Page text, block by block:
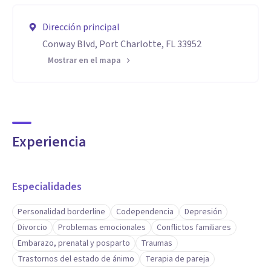
Dirección principal
Conway Blvd, Port Charlotte, FL 33952
Mostrar en el mapa
Experiencia
Especialidades
Personalidad borderline Codependencia
Depresión
Divorcio
Problemas emocionales
Conflictos familiares
Embarazo, prenatal y posparto
Traumas
Trastornos del estado de ánimo
Terapia de pareja